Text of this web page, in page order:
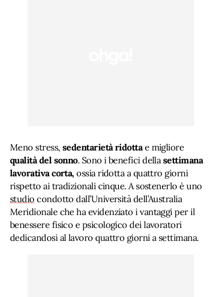
Meno stress, sedentarietà ridottae migliore
qualità del sonno. Sono i benefici dellasettimana
lavorativa corta,ossia ridotta a quattro giorni
rispetto ai tradizionali cinque. A sostenerlo è uno
studio condotto dall’Università dell’Australia
Meridionale che ha evidenziato i vantaggi per il
benessere fisico e psicologico dei lavoratori
dedicandosi al lavoro quattro giorni a settimana.